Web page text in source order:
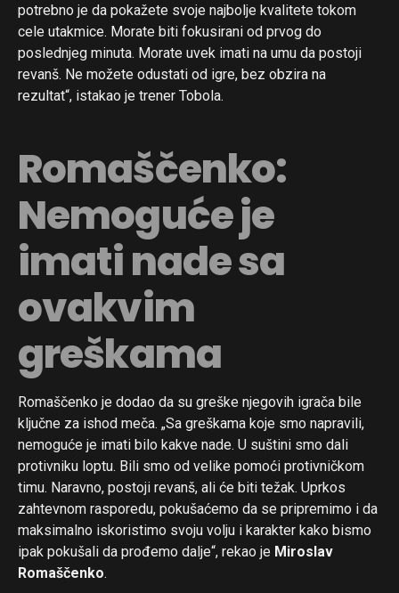
potrebno je da pokažete svoje najbolje kvalitete tokom
cele utakmice. Morate biti fokusirani od prvog do
poslednjeg minuta. Morate uvek imati na umu da postoji
revanš. Ne možete odustati od igre, bez obzira na
rezultat“, istakao je trener Tobola.
Romaščenko:
Nemoguće je
imati nade sa
ovakvim
greškama
Romaščenko je dodao da su greške njegovih igrača bile
ključne za ishod meča. „Sa greškama koje smo napravili,
nemoguće je imati bilo kakve nade. U suštini smo dali
protivniku loptu. Bili smo od velike pomoći protivničkom
timu. Naravno, postoji revanš, ali će biti težak. Uprkos
zahtevnom rasporedu, pokušaćemo da se pripremimo i da
maksimalno iskoristimo svoju volju i karakter kako bismo
ipak pokušali da prođemo dalje“, rekao je Miroslav
Romaščenko.